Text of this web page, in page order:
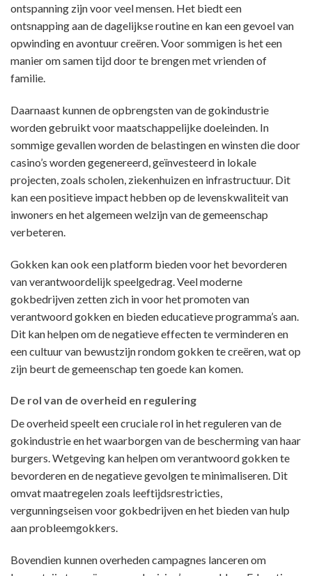
ontspanning zijn voor veel mensen. Het biedt een
ontsnapping aan de dagelijkse routine en kan een gevoel van
opwinding en avontuur creëren. Voor sommigen is het een
manier om samen tijd door te brengen met vrienden of
familie.
Daarnaast kunnen de opbrengsten van de gokindustrie
worden gebruikt voor maatschappelijke doeleinden. In
sommige gevallen worden de belastingen en winsten die door
casino’s worden gegenereerd, geïnvesteerd in lokale
projecten, zoals scholen, ziekenhuizen en infrastructuur. Dit
kan een positieve impact hebben op de levenskwaliteit van
inwoners en het algemeen welzijn van de gemeenschap
verbeteren.
Gokken kan ook een platform bieden voor het bevorderen
van verantwoordelijk speelgedrag. Veel moderne
gokbedrijven zetten zich in voor het promoten van
verantwoord gokken en bieden educatieve programma’s aan.
Dit kan helpen om de negatieve effecten te verminderen en
een cultuur van bewustzijn rondom gokken te creëren, wat op
zijn beurt de gemeenschap ten goede kan komen.
De rol van de overheid en regulering
De overheid speelt een cruciale rol in het reguleren van de
gokindustrie en het waarborgen van de bescherming van haar
burgers. Wetgeving kan helpen om verantwoord gokken te
bevorderen en de negatieve gevolgen te minimaliseren. Dit
omvat maatregelen zoals leeftijdsrestricties,
vergunningseisen voor gokbedrijven en het bieden van hulp
aan probleemgokkers.
Bovendien kunnen overheden campagnes lanceren om